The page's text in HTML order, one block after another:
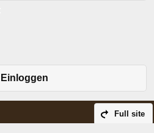
Einloggen
Full site